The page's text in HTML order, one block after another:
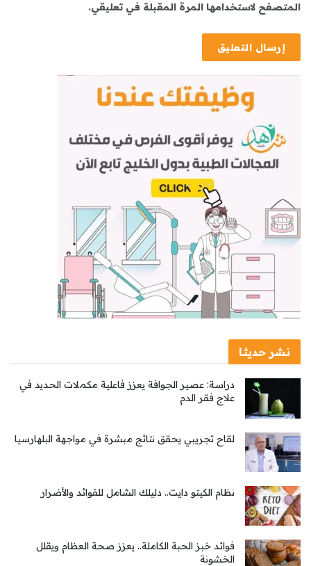
المتصفح لاستخدامها المرة المقبلة في تعليقي.
نشر حديثا
دراسة: عصير الجوافة يعزز فاعلية مكملات الحديد في
علاج فقر الدم
لقاح تجريبي يحقق نتائج مبشرة في مواجهة البلهارسيا
نظام الكيتو دايت.. دليلك الشامل للفوائد والأضرار
فوائد خبز الحبة الكاملة.. يعزز صحة العظام ويقلل
الخشونة